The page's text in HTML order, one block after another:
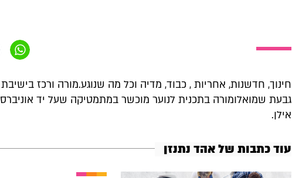
חינוך, חדשנות, אחריות , כבוד, מדיה וכל מה שנוגע.מורה ורכז
גבעת שמואלומורה בתכנית לנוער מוכשר במתמטיקה שעל יד
אילן.
עוד כתבות של אהד נתנזן